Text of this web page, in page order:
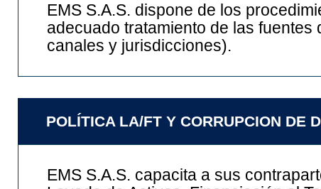
EMS S.A.S. dispone de los
adecuado tratamiento de las
canales y jurisdicciones).
POLÍTICA LA/FT Y CORRUPCION DE
EMS S.A.S. capacita a sus